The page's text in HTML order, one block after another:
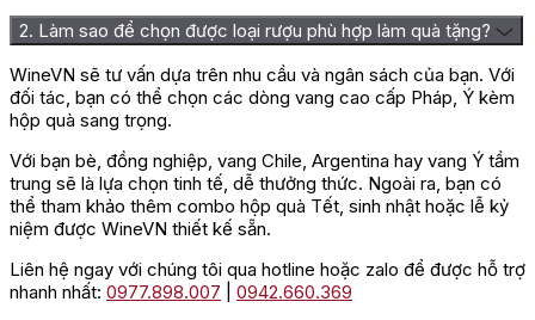
2. Làm sao để chọn được loại rượu phù hợp làm quà tặng?
WineVN sẽ tư vấn dựa trên nhu cầu và ngân sách của bạn. Với
đối tác, bạn có thể chọn các dòng vang cao cấp Pháp, Ý kèm
hộp quà sang trọng.
Với bạn bè, đồng nghiệp, vang Chile, Argentina hay vang Ý tầm
trung sẽ là lựa chọn tinh tế, dễ thưởng thức. Ngoài ra, bạn có
thể tham khảo thêm combo hộp quà Tết, sinh nhật hoặc lễ kỷ
niệm được WineVN thiết kế sẵn.
Liên hệ ngay với chúng tôi qua hotline hoặc zalo để được hỗ trợ
nhanh nhất: 0977.898.007
0942.660.369